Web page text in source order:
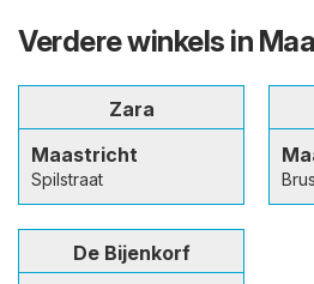
Verdere winkels in
Zara
Maastricht
Spilstraat
De Bijenkorf